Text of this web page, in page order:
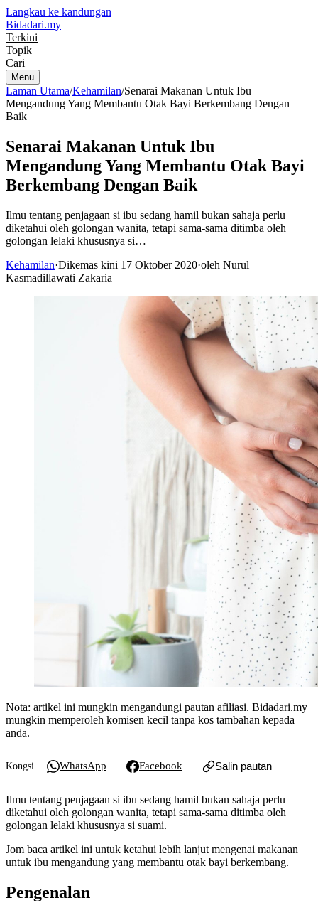
Langkau ke kandungan
Bidadari.my
Terkini
Topik
Cari
Menu
Laman Utama/Kehamilan/Senarai Makanan Untuk Ibu
Mengandung Yang Membantu Otak Bayi Berkembang Dengan
Baik
Senarai Makanan Untuk Ibu
Mengandung Yang Membantu Otak Bayi
Berkembang Dengan Baik
Ilmu tentang penjagaan si ibu sedang hamil bukan sahaja perlu
diketahui oleh golongan wanita, tetapi sama-sama ditimba oleh
golongan lelaki khususnya si…
Kehamilan·Dikemas kini 17 Oktober 2020·oleh Nurul
Kasmadillawati Zakaria
Nota: artikel ini mungkin mengandungi pautan afiliasi. Bidadari.my
mungkin memperoleh komisen kecil tanpa kos tambahan kepada
anda.
Kongsi WhatsApp Facebook Salin pautan
Ilmu tentang penjagaan si ibu sedang hamil bukan sahaja perlu
diketahui oleh golongan wanita, tetapi sama-sama ditimba oleh
golongan lelaki khususnya si suami.
Jom baca artikel ini untuk ketahui lebih lanjut mengenai makanan
untuk ibu mengandung yang membantu otak bayi berkembang.
Pengenalan